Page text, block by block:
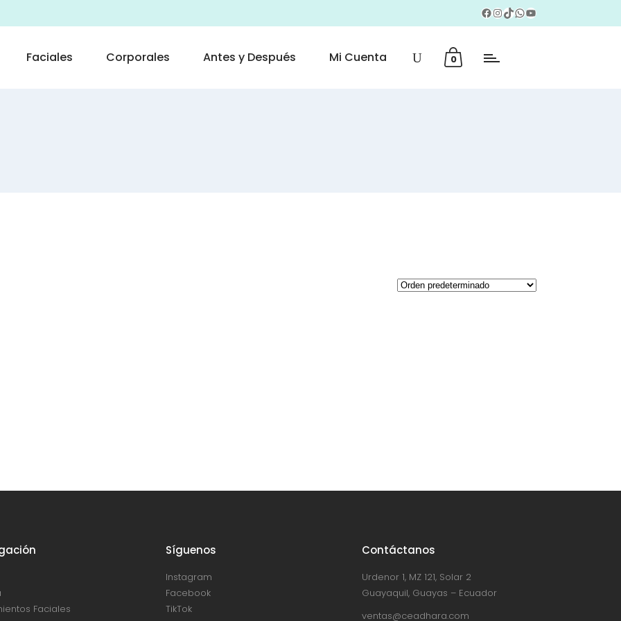
Facebook
Instagram
TikTok
WhatsApp
YouTube
Faciales Corporales Antes y Después Mi Cuenta 0
Faciales
Síguenos
Instagram
Facebook
TikTok
Contáctanos
Urdenor 1, MZ 121, Solar 2
Guayaquil, Guayas – Ecuador
ventas@ceadhara.com